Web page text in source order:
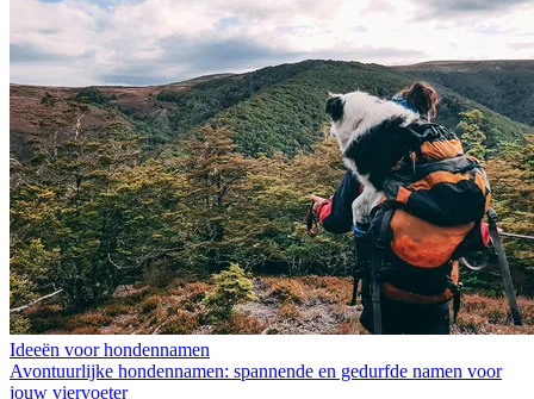
Ideeën voor hondennamen
Avontuurlijke hondennamen: spannende en gedurfde namen voor
jouw viervoeter